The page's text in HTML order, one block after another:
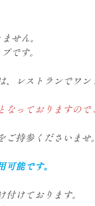
せん。
です。
、レストランでワン
っておりますので
ご持参くださいませ。
可能です。
けております。